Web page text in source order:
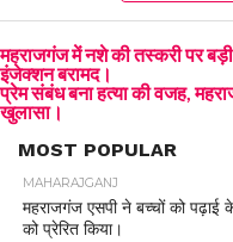
महराजगंज में नशे की तस्करी पर बड़ी
इंजेक्शन बरामद।
प्रेम संबंध बना हत्या की वजह,
खुलासा।
MOST POPULAR
MAHARAJGANJ
महराजगंज एसपी ने बच्चों को
को प्रेरित किया।